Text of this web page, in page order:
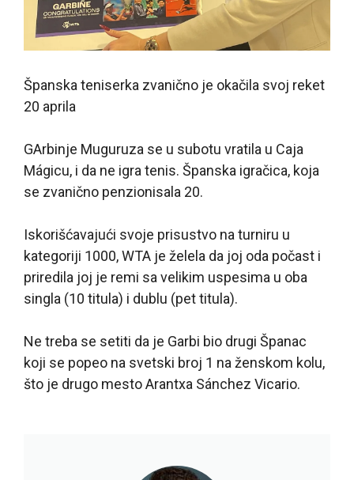
Španska teniserka zvanično je okačila svoj reket
20 aprila
GArbinje Muguruza se u subotu vratila u Caja
Mágicu, i da ne igra tenis. Španska igračica, koja
se zvanično penzionisala 20.
Iskorišćavajući svoje prisustvo na turniru u
kategoriji 1000, WTA je želela da joj oda počast i
priredila joj je remi sa velikim uspesima u oba
singla (10 titula) i dublu (pet titula).
Ne treba se setiti da je Garbi bio drugi Španac
koji se popeo na svetski broj 1 na ženskom kolu,
što je drugo mesto Arantxa Sánchez Vicario.